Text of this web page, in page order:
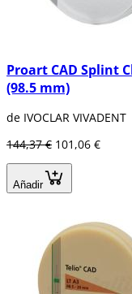
Proart CAD Splint
(98.5 mm)
de IVOCLAR VIVADENT
144,37 € 101,06 €
Añadir